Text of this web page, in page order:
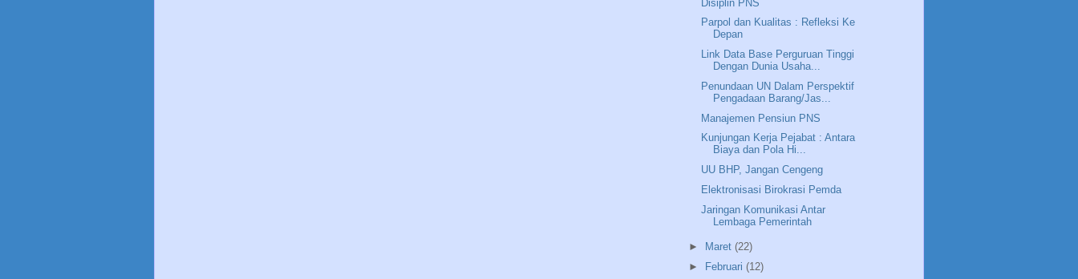
Disiplin PNS
Parpol dan Kualitas : Refleksi Ke
Depan
Link Data Base Perguruan Tinggi
Dengan Dunia Usaha...
Penundaan UN Dalam Perspektif
Pengadaan Barang/Jas...
Manajemen Pensiun PNS
Kunjungan Kerja Pejabat : Antara
Biaya dan Pola Hi...
UU BHP, Jangan Cengeng
Elektronisasi Birokrasi Pemda
Jaringan Komunikasi Antar
Lembaga Pemerintah
► Maret (22)
► Februari (12)